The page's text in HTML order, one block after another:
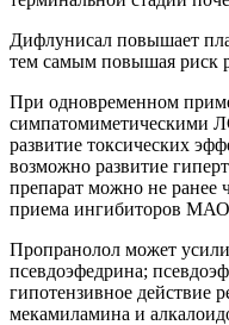
Дифлунисал повышает
тем самым повышая риск
При одновременном
симпатомиметическими
развитие токсических
возможно развитие
препарат можно не ранее
приема ингибиторов
Пропранолол может
псевдоэфедрина;
гипотензивное действие
мекамиламина и